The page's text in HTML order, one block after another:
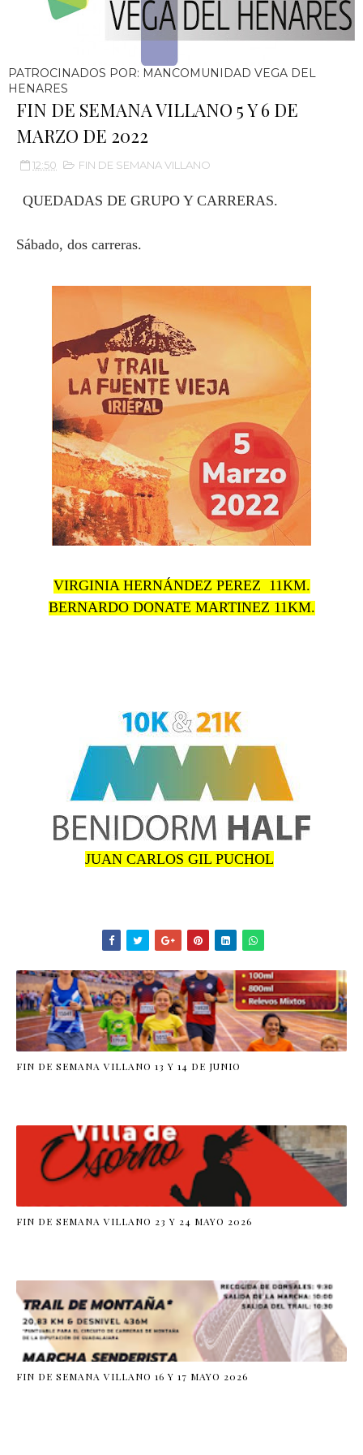
PATROCINADOS POR: MANCOMUNIDAD VEGA DEL
HENARES
FIN DE SEMANA VILLANO 5 Y 6 DE
MARZO DE 2022
12:50 FIN DE SEMANA VILLANO
QUEDADAS DE GRUPO Y CARRERAS.
Sábado, dos carreras.
VIRGINIA HERNÁNDEZ PEREZ 11KM.
BERNARDO DONATE MARTINEZ 11KM.
JUAN CARLOS GIL PUCHOL
FIN DE SEMANA VILLANO 13 Y 14 DE JUNIO
FIN DE SEMANA VILLANO 23 Y 24 MAYO 2026
FIN DE SEMANA VILLANO 16 Y 17 MAYO 2026